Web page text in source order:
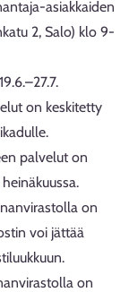
asiakkaiden
2, Salo) klo 9-
on keskitetty
palvelut on
on
voi jättää
on